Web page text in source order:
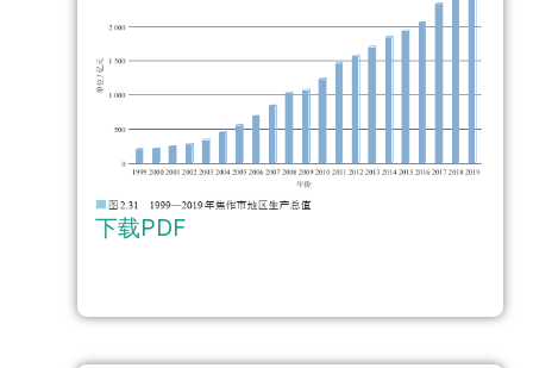
下载PDF